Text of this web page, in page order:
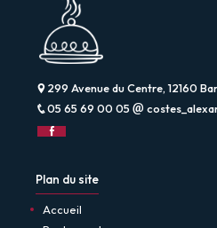
299 Avenue du Centre, 12160
05 65 69 00 05
Plan du site
Accueil